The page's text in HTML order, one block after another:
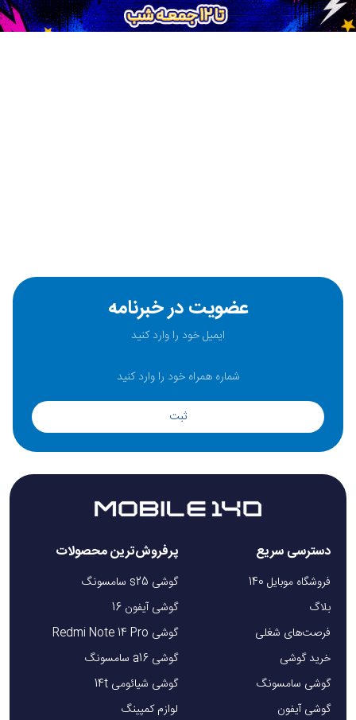
عضویت در خبرنامه
ثبت
دسترسی سریع
فروشگاه موبایل 140
بلاگ
فرصت‌های شغلی
خرید گوشی
گوشی سامسونگ
گوشی آیفون
پرفروش‌ترین محصولات
گوشی s25 سامسونگ
گوشی آیفون 16
گوشی Redmi Note 14 Pro
گوشی a16 سامسونگ
گوشی شیائومی 14t
لوازم کمپینگ